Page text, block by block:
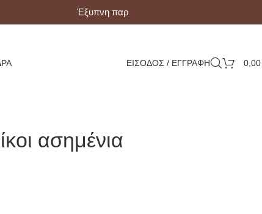
Έξυπνη παραλαβή με Box Now!
ΕΙΣΟΔΟΣ / ΕΓΓΡΑΦΗ
ασημένια